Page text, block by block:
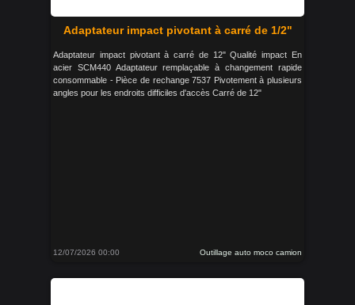
Adaptateur impact pivotant à carré de 1/2"
Adaptateur impact pivotant à carré de 12" Qualité impact En
acier SCM440 Adaptateur remplaçable à changement rapide
consommable - Pièce de rechange 7537 Pivotement à plusieurs
angles pour les endroits difficiles d'accès Carré de 12"
12/07/2026 00:00 Outillage auto moco camion